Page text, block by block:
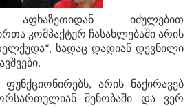
აფხაზეთიდან იძულებით
კომპაქტურ ჩასახლებაში არის
სადაც დადიან დევნილი
არის ნაქირავებ
შენობაში და ვერ